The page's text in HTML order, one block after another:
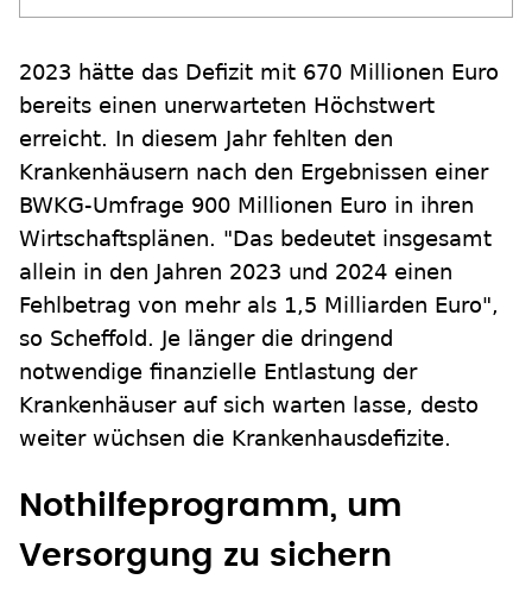
2023 hätte das Defizit mit 670 Millionen Euro
bereits einen unerwarteten Höchstwert
erreicht. In diesem Jahr fehlten den
Krankenhäusern nach den Ergebnissen einer
BWKG-Umfrage 900 Millionen Euro in ihren
Wirtschaftsplänen. "Das bedeutet insgesamt
allein in den Jahren 2023 und 2024 einen
Fehlbetrag von mehr als 1,5 Milliarden Euro",
so Scheffold. Je länger die dringend
notwendige finanzielle Entlastung der
Krankenhäuser auf sich warten lasse, desto
weiter wüchsen die Krankenhausdefizite.
Nothilfeprogramm, um
Versorgung zu sichern